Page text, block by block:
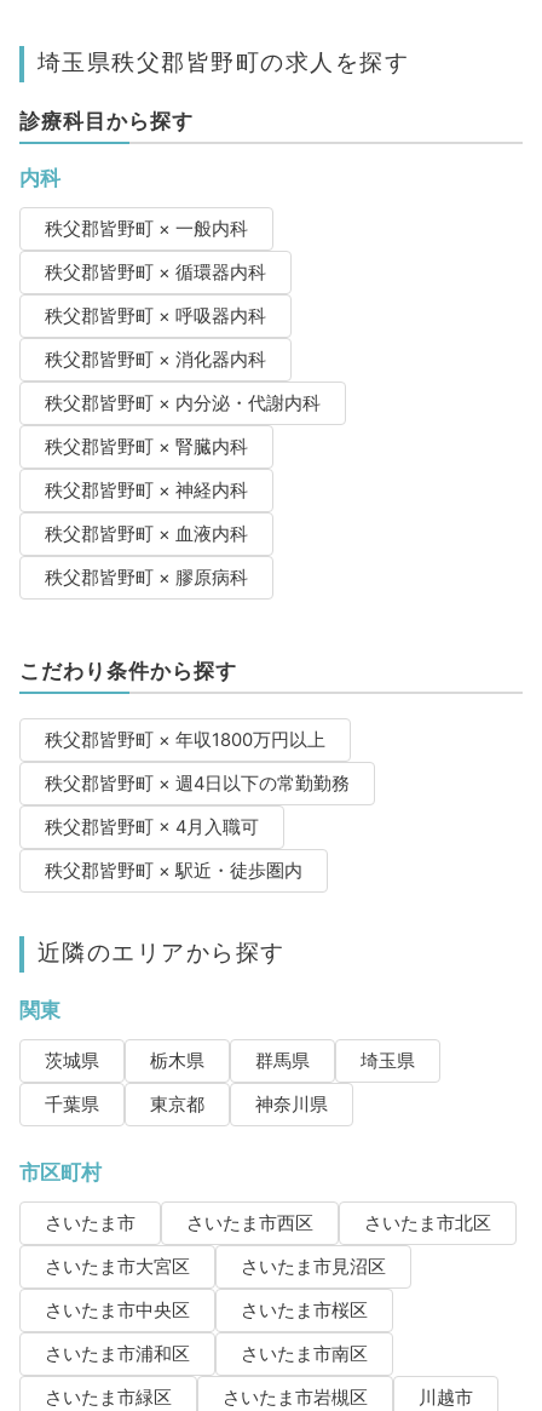
埼玉県秩父郡皆野町の求人を探す
診療科目から探す
内科
秩父郡皆野町 × 一般内科
秩父郡皆野町 × 循環器内科
秩父郡皆野町 × 呼吸器内科
秩父郡皆野町 × 消化器内科
秩父郡皆野町 × 内分泌・代謝内科
秩父郡皆野町 × 腎臓内科
秩父郡皆野町 × 神経内科
秩父郡皆野町 × 血液内科
秩父郡皆野町 × 膠原病科
こだわり条件から探す
秩父郡皆野町 × 年収1800万円以上
秩父郡皆野町 × 週4日以下の常勤勤務
秩父郡皆野町 × 4月入職可
秩父郡皆野町 × 駅近・徒歩圏内
近隣のエリアから探す
関東
茨城県 栃木県 群馬県
埼玉県
千葉県
東京都 神奈川県
市区町村
さいたま市 さいたま市西区
さいたま市北区
さいたま市大宮区
さいたま市見沼区
さいたま市中央区
さいたま市桜区
さいたま市浦和区
さいたま市南区
さいたま市緑区
さいたま市岩槻区
川越市